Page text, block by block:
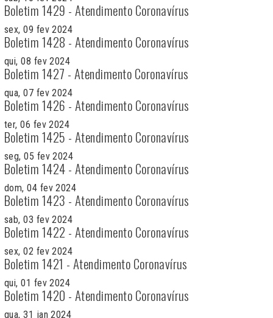
Boletim 1429 - Atendimento Coronavírus
sex, 09 fev 2024
Boletim 1428 - Atendimento Coronavírus
qui, 08 fev 2024
Boletim 1427 - Atendimento Coronavírus
qua, 07 fev 2024
Boletim 1426 - Atendimento Coronavírus
ter, 06 fev 2024
Boletim 1425 - Atendimento Coronavírus
seg, 05 fev 2024
Boletim 1424 - Atendimento Coronavírus
dom, 04 fev 2024
Boletim 1423 - Atendimento Coronavírus
sab, 03 fev 2024
Boletim 1422 - Atendimento Coronavírus
sex, 02 fev 2024
Boletim 1421 - Atendimento Coronavírus
qui, 01 fev 2024
Boletim 1420 - Atendimento Coronavírus
qua, 31 jan 2024